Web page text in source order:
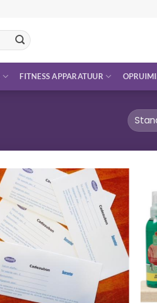
FITNESS APPARATUUR